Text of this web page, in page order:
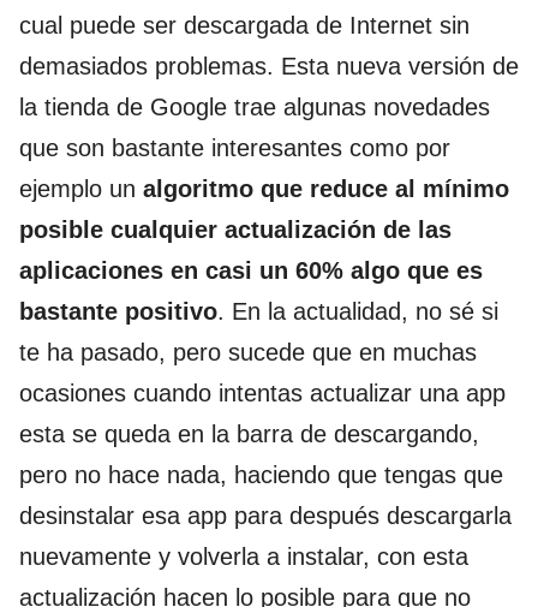
cual puede ser descargada de Internet sin
demasiados problemas. Esta nueva versión de
la tienda de Google trae algunas novedades
que son bastante interesantes como por
ejemplo un algoritmo que reduce al mínimo
posible cualquier actualización de las
aplicaciones en casi un 60% algo que es
bastante positivo. En la actualidad, no sé si
te ha pasado, pero sucede que en muchas
ocasiones cuando intentas actualizar una app
esta se queda en la barra de descargando,
pero no hace nada, haciendo que tengas que
desinstalar esa app para después descargarla
nuevamente y volverla a instalar, con esta
actualización hacen lo posible para que no